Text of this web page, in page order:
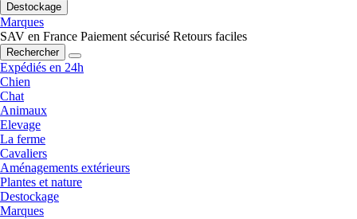
Destockage
Marques
SAV en France Paiement sécurisé Retours faciles
Rechercher
Expédiés en 24h
Chien
Chat
Animaux
Elevage
La ferme
Cavaliers
Aménagements extérieurs
Plantes et nature
Destockage
Marques